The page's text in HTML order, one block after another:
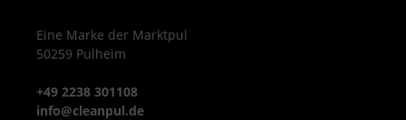
Eine Marke der Marktpul
50259 Pulheim
+49 2238 301108
info@cleanpul.de